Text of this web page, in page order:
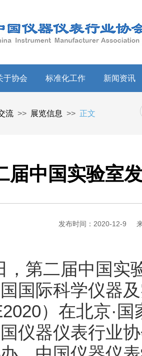
于协会 标准化工作 新闻资讯
流 >> 展览信息 >> 正文
届中国实验室
发布时间：2020-12-9
，第二届中国实
国际科学仪器
）在北京·
仪器仪表行业